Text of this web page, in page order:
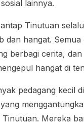
lainnya.
Tinutuan
dan hangat.
berbagi cerita, dan
hangat di
pedagang kecil
Mereka